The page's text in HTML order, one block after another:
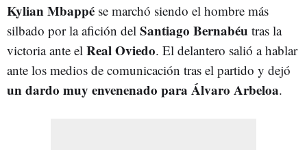
Kylian Mbappé se marchó siendo el hombre más
silbado por la afición del Santiago Bernabéu tras la
victoria ante el Real Oviedo. El delantero salió a hablar
ante los medios de comunicación tras el partido y dejó
un dardo muy envenenado para Álvaro Arbeloa.